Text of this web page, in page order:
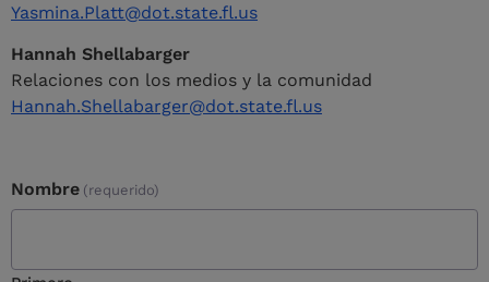
Yasmina.Platt@dot.state.fl.us
Hannah Shellabarger
Relaciones con los medios y la comunidad
Hannah.Shellabarger@dot.state.fl.us
Nombre (requerido)